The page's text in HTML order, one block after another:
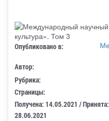
Опубликовано в:
Автор:
Рубрика:
Страницы:
Получена: 14.05.2021 /
28.06.2021